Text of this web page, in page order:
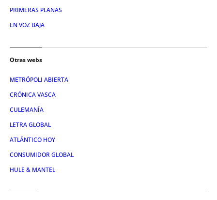
PRIMERAS PLANAS
EN VOZ BAJA
Otras webs
METRÓPOLI ABIERTA
CRÓNICA VASCA
CULEMANÍA
LETRA GLOBAL
ATLÁNTICO HOY
CONSUMIDOR GLOBAL
HULE & MANTEL